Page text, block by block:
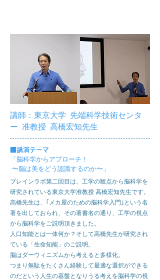
講師：東京大学 先端科学技術センタ
ー 准教授 高橋宏知先生
講演テーマ
「脳科学からアプローチ！
〜脳は美をどう認識するのか〜」
ブレインラボ第二回目は、工学の観点から脳科学を
研究されている東京大学准教授 高橋宏知先生です。
高橋先生は、｢メカ屋のための脳科学入門｣という名
著を出しておられ、その著書名の通り、工学の視点
から脳科学をご説明頂きました。
人口知能とは一体何か？そして高橋先生が研究され
ている「生命知能」のご説明。
脳はダーウィニズムから考えると多様化。
つまり無駄をたくさん経験して最適な選択ができる
のだという人生の基盤となりうる考えを脳科学の視